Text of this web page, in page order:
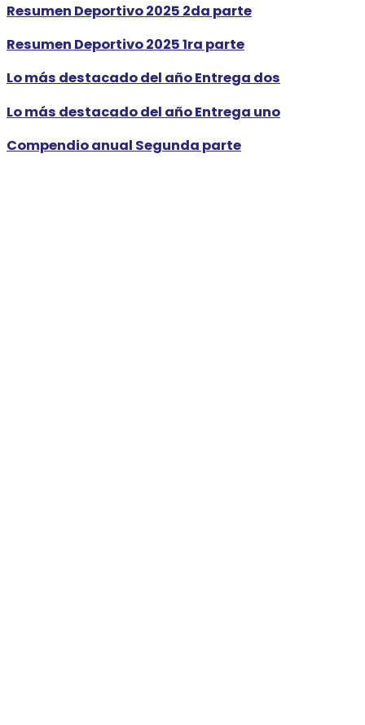
Resumen Deportivo 2025 2da parte
Resumen Deportivo 2025 1ra parte
Lo más destacado del año Entrega dos
Lo más destacado del año Entrega uno
Compendio anual Segunda parte